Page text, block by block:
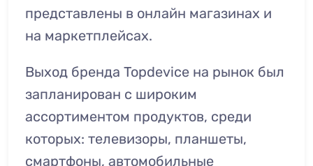
представлены в онлайн магазинах и
на маркетплейсах.
Выход бренда Topdevice на рынок был
запланирован с широким
ассортиментом продуктов, среди
которых: телевизоры, планшеты,
смартфоны, автомобильные